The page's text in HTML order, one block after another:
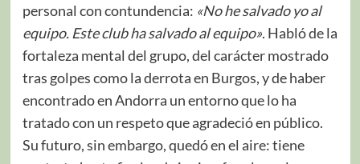
personal con contundencia: «No he salvado yo al
equipo. Este club ha salvado al equipo». Habló de la
fortaleza mental del grupo, del carácter mostrado
tras golpes como la derrota en Burgos, y de haber
encontrado en Andorra un entorno que lo ha
tratado con un respeto que agradeció en público.
Su futuro, sin embargo, quedó en el aire: tiene